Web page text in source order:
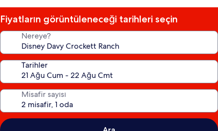
yeri
Fiyatların görüntüleneceği tarihleri seçin
Nereye?
Tarihler
Misafir sayısı